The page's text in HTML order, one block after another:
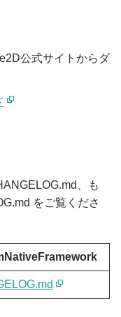
公式サイトからダ
、も
をご覧くださ